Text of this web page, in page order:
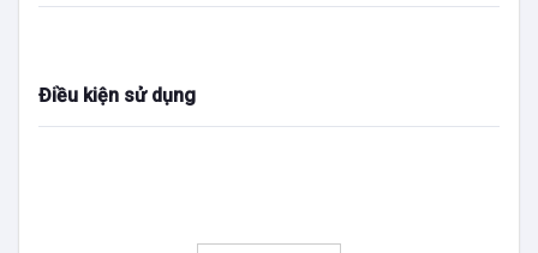
Điều kiện sử dụng